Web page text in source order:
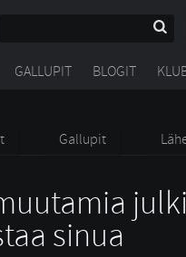
GALLUPIT BLOGIT
Gallupit
sinua